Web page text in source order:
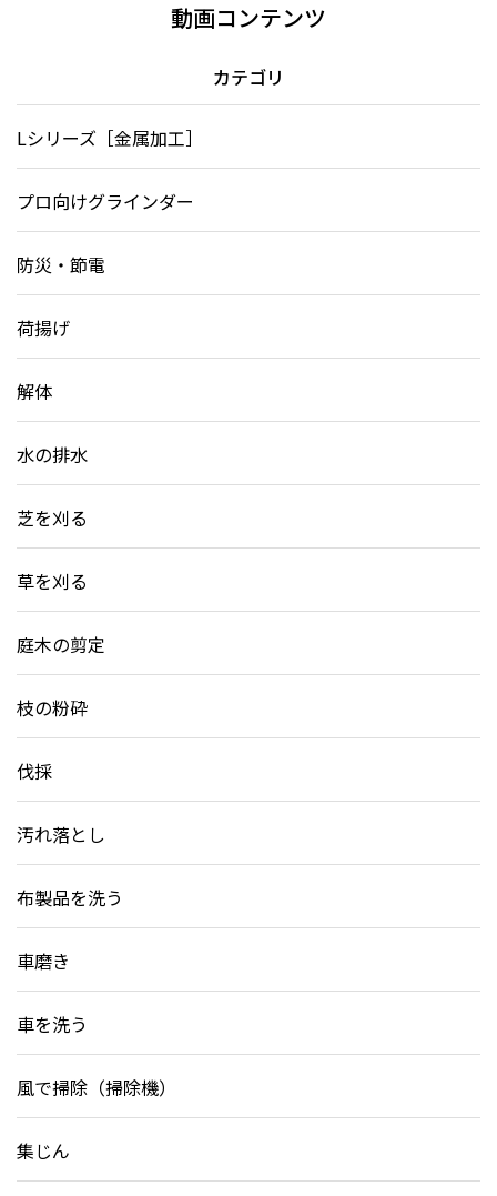
動画コンテンツ
カテゴリ
Lシリーズ［金属加工］
プロ向けグラインダー
防災・節電
荷揚げ
解体
水の排水
芝を刈る
草を刈る
庭木の剪定
枝の粉砕
伐採
汚れ落とし
布製品を洗う
車磨き
車を洗う
風で掃除（掃除機）
集じん